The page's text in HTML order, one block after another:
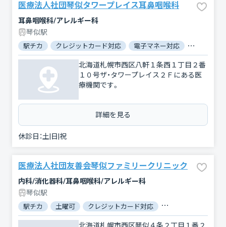
医療法人社団琴似タワープレイス耳鼻咽喉科
耳鼻咽喉科/アレルギー科
琴似駅
駅チカ クレジットカード対応 電子マネー対応 マイナ保
北海道札幌市西区八軒１条西１丁目２番
１０号ザ・タワープレイス２Ｆにある医
療機関です。
詳細を見る
休診日：土|日|祝
医療法人社団友善会琴似ファミリークリニック
内科/消化器科/耳鼻咽喉科/アレルギー科
琴似駅
駅チカ 土曜可 クレジットカード対応 電子マネー対応